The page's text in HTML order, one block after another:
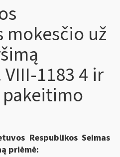
mokesčio už
1183 4 ir
Respublikos Seimas
priėmė: